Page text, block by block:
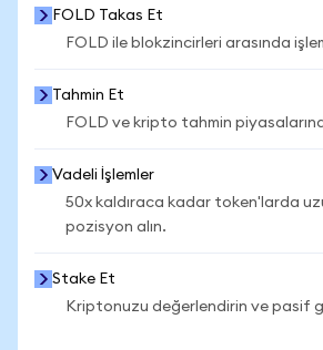
FOLD Takas Et
FOLD ile blokzincirleri arasında
Tahmin Et
FOLD ve kripto tahmin
Vadeli İşlemler
50x kaldıraca kadar token'larda
pozisyon alın.
Stake Et
Kriptonuzu değerlendirin ve pasif